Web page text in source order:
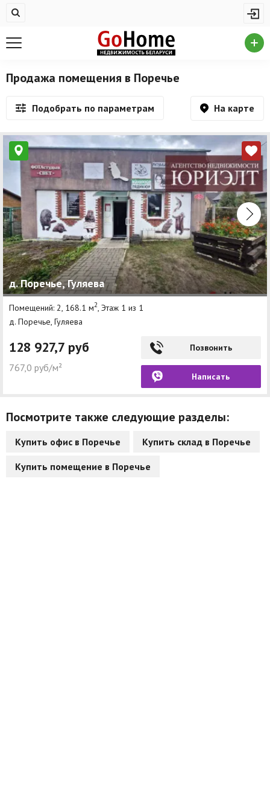
Купить квартиру
Новостройки
Дома/коттеджи/участки
Комерческая недвижимость
Продажа коммерческой недвижимости
Аренда коммерческой недвижимости
Другие разделы
Новости
Агентства
Ремонт квартир
Способы оплаты
Продажа помещения в Поречье
Подобрать по параметрам На карте
д. Поречье, Гуляева
Помещений: 2, 168.1 м2 , Этаж 1 из 1
д. Поречье, Гуляева
128 927,7 руб
767,0 руб/м²
Позвонить
Написать
Посмотрите также следующие разделы:
Купить офис в Поречье Купить склад в Поречье
Купить помещение в Поречье